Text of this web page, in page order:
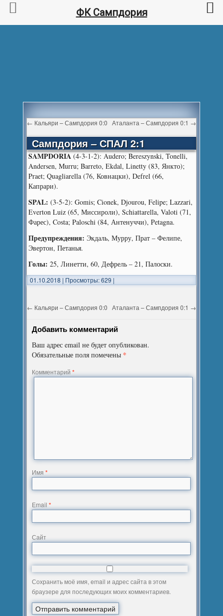
← Кальяри – Сампдория 0:0 Аталанта – Сампдория 0:1 →
Сампдория – СПАЛ 2:1
SAMPDORIA(4-3-1-2): Audero; Bereszynski, Tonelli,
Andersen, Murru; Barreto, Ekdal, Linetty (83, Янкто);
Praet; Quagliarella (76, Ковнацки), Defrel (66,
Капрари).
SPAL: (3-5-2): Gomis; Cionek, Djourou, Felipe; Lazzari,
Everton Luiz (65, Миссироли), Schiattarella, Valoti (71,
Фарес), Costa; Paloschi (84, Антенуччи), Petagna.
Предупреждения: Экдаль, Мурру, Прат – Фелипе,
Эвертон, Петанья.
Голы: 25, Линетти, 60, Дефрель – 21, Палоски.
01.10.2018 | Просмотры: 629 |
← Кальяри – Сампдория 0:0 Аталанта – Сампдория 0:1 →
Добавить комментарий
Ваш адрес email не будет опубликован.
Обязательные поля помечены *
Комментарий*
Имя*
Email*
Сайт
Сохранить моё имя, email и адрес сайта в этом
браузере для последующих моих комментариев.
ФК Сампдория